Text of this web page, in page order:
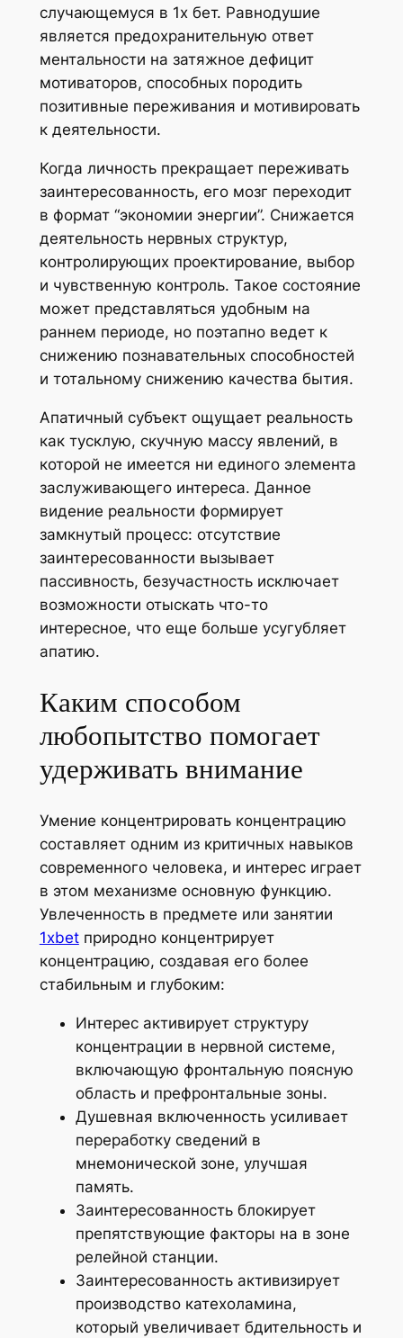
случающемуся в 1х бет. Равнодушие
является предохранительную ответ
ментальности на затяжное дефицит
мотиваторов, способных породить
позитивные переживания и мотивировать
к деятельности.
Когда личность прекращает переживать
заинтересованность, его мозг переходит
в формат “экономии энергии”. Снижается
деятельность нервных структур,
контролирующих проектирование, выбор
и чувственную контроль. Такое состояние
может представляться удобным на
раннем периоде, но поэтапно ведет к
снижению познавательных способностей
и тотальному снижению качества бытия.
Апатичный субъект ощущает реальность
как тусклую, скучную массу явлений, в
которой не имеется ни единого элемента
заслуживающего интереса. Данное
видение реальности формирует
замкнутый процесс: отсутствие
заинтересованности вызывает
пассивность, безучастность исключает
возможности отыскать что-то
интересное, что еще больше усугубляет
апатию.
Каким способом
любопытство помогает
удерживать внимание
Умение концентрировать концентрацию
составляет одним из критичных навыков
современного человека, и интерес играет
в этом механизме основную функцию.
Увлеченность в предмете или занятии
1xbetприродно концентрирует
концентрацию, создавая его более
стабильным и глубоким:
Интерес активирует структуру
концентрации в нервной системе,
включающую фронтальную поясную
область и префронтальные зоны.
Душевная включенность усиливает
переработку сведений в
мнемонической зоне, улучшая
память.
Заинтересованность блокирует
препятствующие факторы на в зоне
релейной станции.
Заинтересованность активизирует
производство катехоламина,
который увеличивает бдительность и